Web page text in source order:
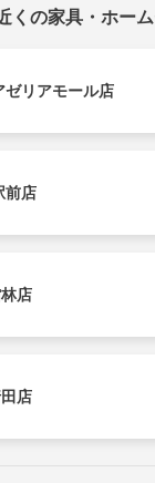
くの家具・ホー
ゼリアモール店
前店
店
店